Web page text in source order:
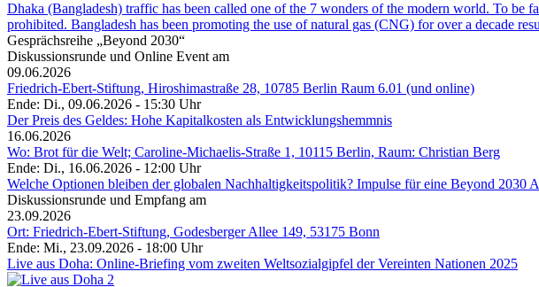
Dhaka (Bangladesh) traffic has been called one of the 7 wonders of the modern world. To
prohibited. Bangladesh has been promoting the use of natural gas (CNG) for over a decade
Gesprächsreihe „Beyond 2030“
Diskussionsrunde und Online Event am
09.06.2026
Friedrich-Ebert-Stiftung, Hiroshimastraße 28, 10785 Berlin Raum 6.01 (und online)
Ende: Di., 09.06.2026 - 15:30 Uhr
Der Preis des Geldes: Hohe Kapitalkosten als Entwicklungshemmnis
16.06.2026
Wo: Brot für die Welt; Caroline-Michaelis-Straße 1, 10115 Berlin, Raum: Christian Berg
Ende: Di., 16.06.2026 - 12:00 Uhr
Welche Optionen bleiben der globalen Nachhaltigkeitspolitik? Impulse für eine Beyond 2030
Diskussionsrunde und Empfang am
23.09.2026
Ort: Friedrich-Ebert-Stiftung, Godesberger Allee 149, 53175 Bonn
Ende: Mi., 23.09.2026 - 18:00 Uhr
Live aus Doha: Online-Briefing vom zweiten Weltsozialgipfel der Vereinten Nationen 2025